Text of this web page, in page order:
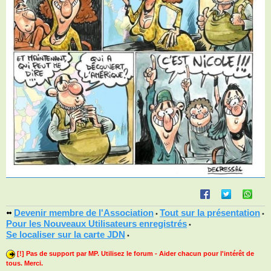
Devenir membre de l'Association • Tout sur la présentation •
Pour les Nouveaux Utilisateurs enregistrés •
Se localiser sur la carte JDN •
[!] Pas de support par MP. Utilisez le forum - Aider chacun pour l'intérêt de
tous. Merci.